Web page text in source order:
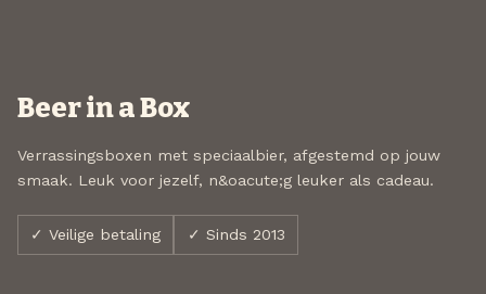
Beer in a Box
Verrassingsboxen met speciaalbier, afgestemd op jouw
smaak. Leuk voor jezelf, n&oacute;g leuker als cadeau.
✓ Veilige betaling ✓ Sinds 2013